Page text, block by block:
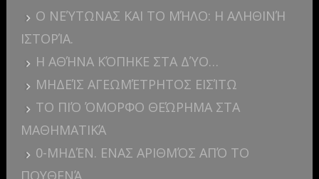
Ο ΝΕΎΤΩΝΑΣ ΚΑΙ ΤΟ ΜΉΛΟ: Η ΑΛΗΘΙΝΉ
ΙΣΤΟΡΊΑ.
Η ΑΘΉΝΑ ΚΌΠΗΚΕ ΣΤΑ ΔΎΟ…
ΜΗΔΕΊΣ ΑΓΕΩΜΈΤΡΗΤΟΣ ΕΙΣΊΤΩ
ΤΟ ΠΙΌ ΌΜΟΡΦΟ ΘΕΏΡΗΜΑ ΣΤΑ
ΜΑΘΗΜΑΤΙΚΆ
0-ΜΗΔΈΝ. ΕΝΑΣ ΑΡΙΘΜΌΣ ΑΠΌ ΤΟ